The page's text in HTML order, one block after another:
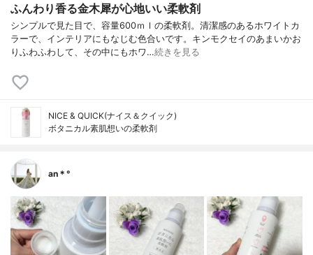
ふんわり香る金木犀が心地いい柔軟剤
シンプルで見た目で、容量600ｍｌの柔軟剤。清潔感のあるホワイトカ
ラーで、インテリアにもなじむ色合いです。キンモクセイのあまいかお
りふわふわして、その中にもホワ…続きを見る
NICE & QUICK(ナイス＆クイック)
ボタニカル素肌想いの柔軟剤
an＊°